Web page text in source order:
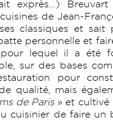
exprès…)
de Jean-
classiques et sait
personnelle et
lequel il a été
sur des bases
pour
qualité, mais
de Paris» et cultivé
cuisinier de faire un